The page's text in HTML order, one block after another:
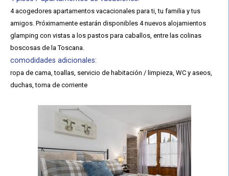
4 acogedores apartamentos vacacionales para ti, tu familia y tus
amigos. Próximamente estarán disponibles 4 nuevos alojamientos
glamping con vistas a los pastos para caballos, entre las colinas
boscosas de la Toscana.
comodidades adicionales:
ropa de cama, toallas, servicio de habitación / limpieza, WC y aseos,
duchas, toma de corriente